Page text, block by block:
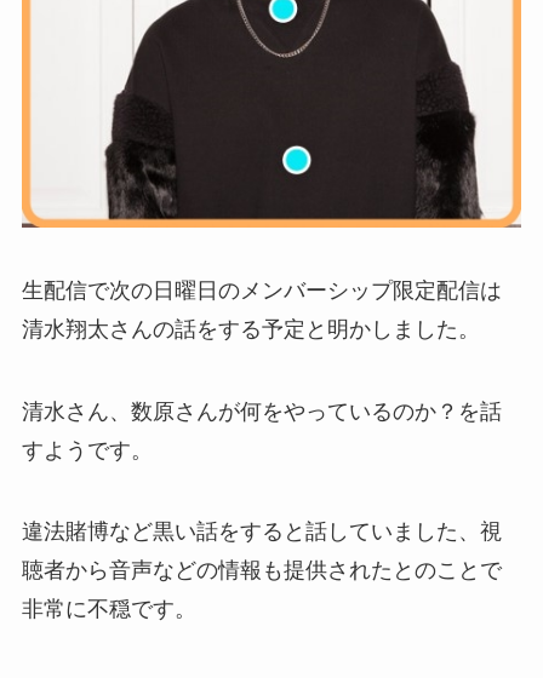
生配信で次の日曜日のメンバーシップ限定配信は
清水翔太さんの話をする予定と明かしました。
清水さん、数原さんが何をやっているのか？を話
すようです。
違法賭博など黒い話をすると話していました、視
聴者から音声などの情報も提供されたとのことで
非常に不穏です。